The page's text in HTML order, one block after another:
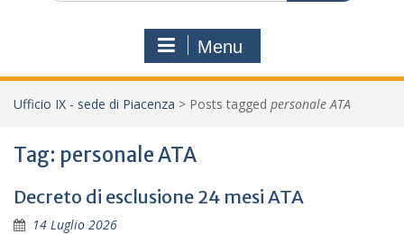
Menu
Ufficio IX - sede di Piacenza > Posts tagged personale ATA
Tag: personale ATA
Decreto di esclusione 24 mesi ATA
14 Luglio 2026